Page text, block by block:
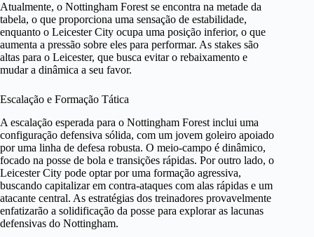
Atualmente, o Nottingham Forest se encontra na metade da
tabela, o que proporciona uma sensação de estabilidade,
enquanto o Leicester City ocupa uma posição inferior, o que
aumenta a pressão sobre eles para performar. As stakes são
altas para o Leicester, que busca evitar o rebaixamento e
mudar a dinâmica a seu favor.
Escalação e Formação Tática
A escalação esperada para o Nottingham Forest inclui uma
configuração defensiva sólida, com um jovem goleiro apoiado
por uma linha de defesa robusta. O meio-campo é dinâmico,
focado na posse de bola e transições rápidas. Por outro lado, o
Leicester City pode optar por uma formação agressiva,
buscando capitalizar em contra-ataques com alas rápidas e um
atacante central. As estratégias dos treinadores provavelmente
enfatizarão a solidificação da posse para explorar as lacunas
defensivas do Nottingham.